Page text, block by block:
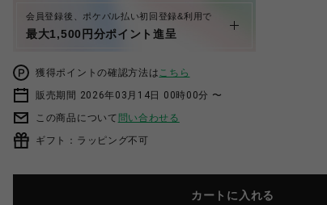
会員登録後、ポケパル払い初回登録&利用で
最大1,500円分ポイント進呈
獲得ポイントの確認方法はこちら
販売期間 2026年03月14日 00時00分 〜
この商品について 問い合わせる
ギフト：ラッピング不可
カートに入れる